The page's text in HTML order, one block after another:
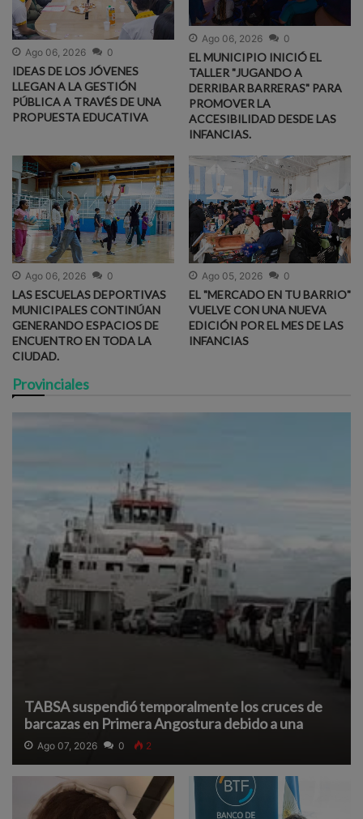
Ago 06, 2026 0
IDEAS DE LOS JÓVENES
LLEGAN A LA GESTIÓN
PÚBLICA A TRAVÉS DE UNA
PROPUESTA EDUCATIVA
Ago 06, 2026 0
EL MUNICIPIO INICIÓ EL
TALLER "JUGANDO A
DERRIBAR BARRERAS" PARA
PROMOVER LA
ACCESIBILIDAD DESDE LAS
INFANCIAS.
Ago 06, 2026 0
LAS ESCUELAS DEPORTIVAS
MUNICIPALES CONTINÚAN
GENERANDO ESPACIOS DE
ENCUENTRO EN TODA LA
CIUDAD.
Ago 05, 2026 0
EL "MERCADO EN TU BARRIO"
VUELVE CON UNA NUEVA
EDICIÓN POR EL MES DE LAS
INFANCIAS
Provinciales
TABSA suspendió temporalmente los cruces de
barcazas en Primera Angostura debido a una
densa neblina que reduce la visibilidad y afecta la
navegación segura.
Ago 07, 2026 0 2